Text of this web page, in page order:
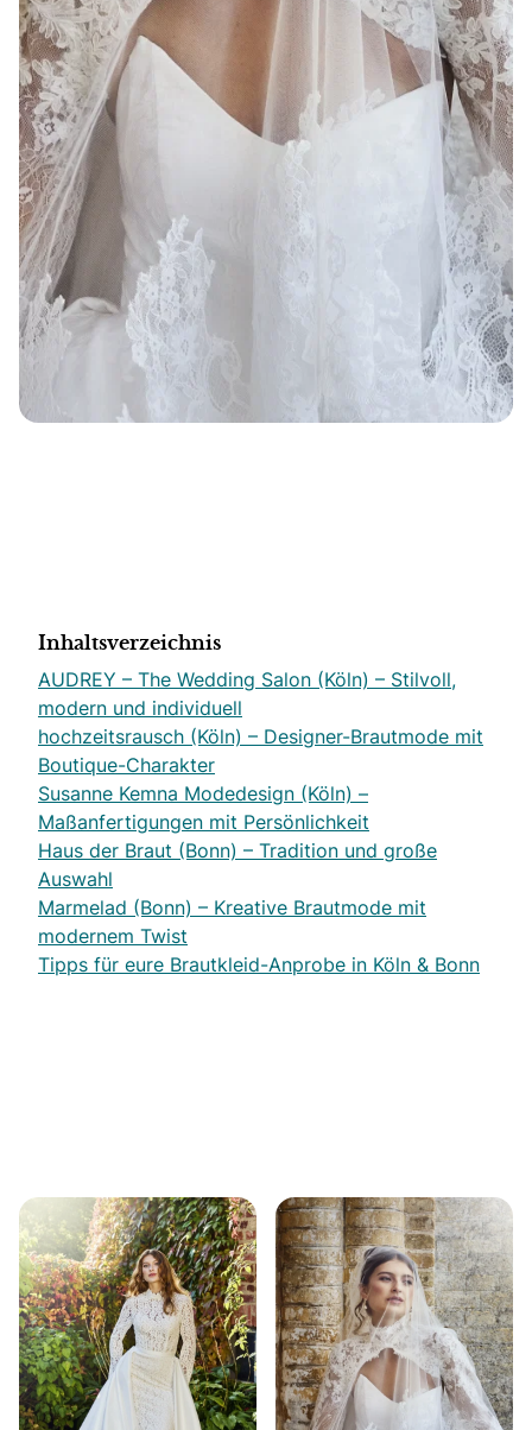
Inhaltsverzeichnis
AUDREY – The Wedding Salon (Köln) – Stilvoll,
modern und individuell
hochzeitsrausch (Köln) – Designer-Brautmode mit
Boutique-Charakter
Susanne Kemna Modedesign (Köln) –
Maßanfertigungen mit Persönlichkeit
Haus der Braut (Bonn) – Tradition und große
Auswahl
Marmelad (Bonn) – Kreative Brautmode mit
modernem Twist
Tipps für eure Brautkleid-Anprobe in Köln & Bonn